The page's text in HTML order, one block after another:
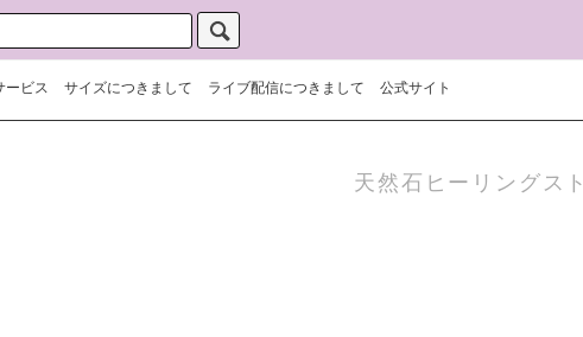
ービス サイズにつきまして ライブ配信につきまして 公式サイト
天然石ヒーリングス